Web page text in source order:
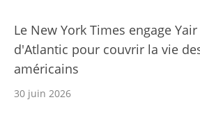
Le New York Times engage
d'Atlantic pour couvrir la vie
américains
30 juin 2026